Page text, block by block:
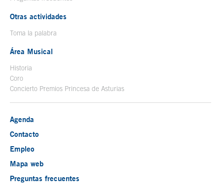
Otras actividades
Toma la palabra
Área Musical
Historia
Coro
Concierto Premios Princesa de Asturias
Agenda
Contacto
Empleo
Mapa web
Preguntas frecuentes